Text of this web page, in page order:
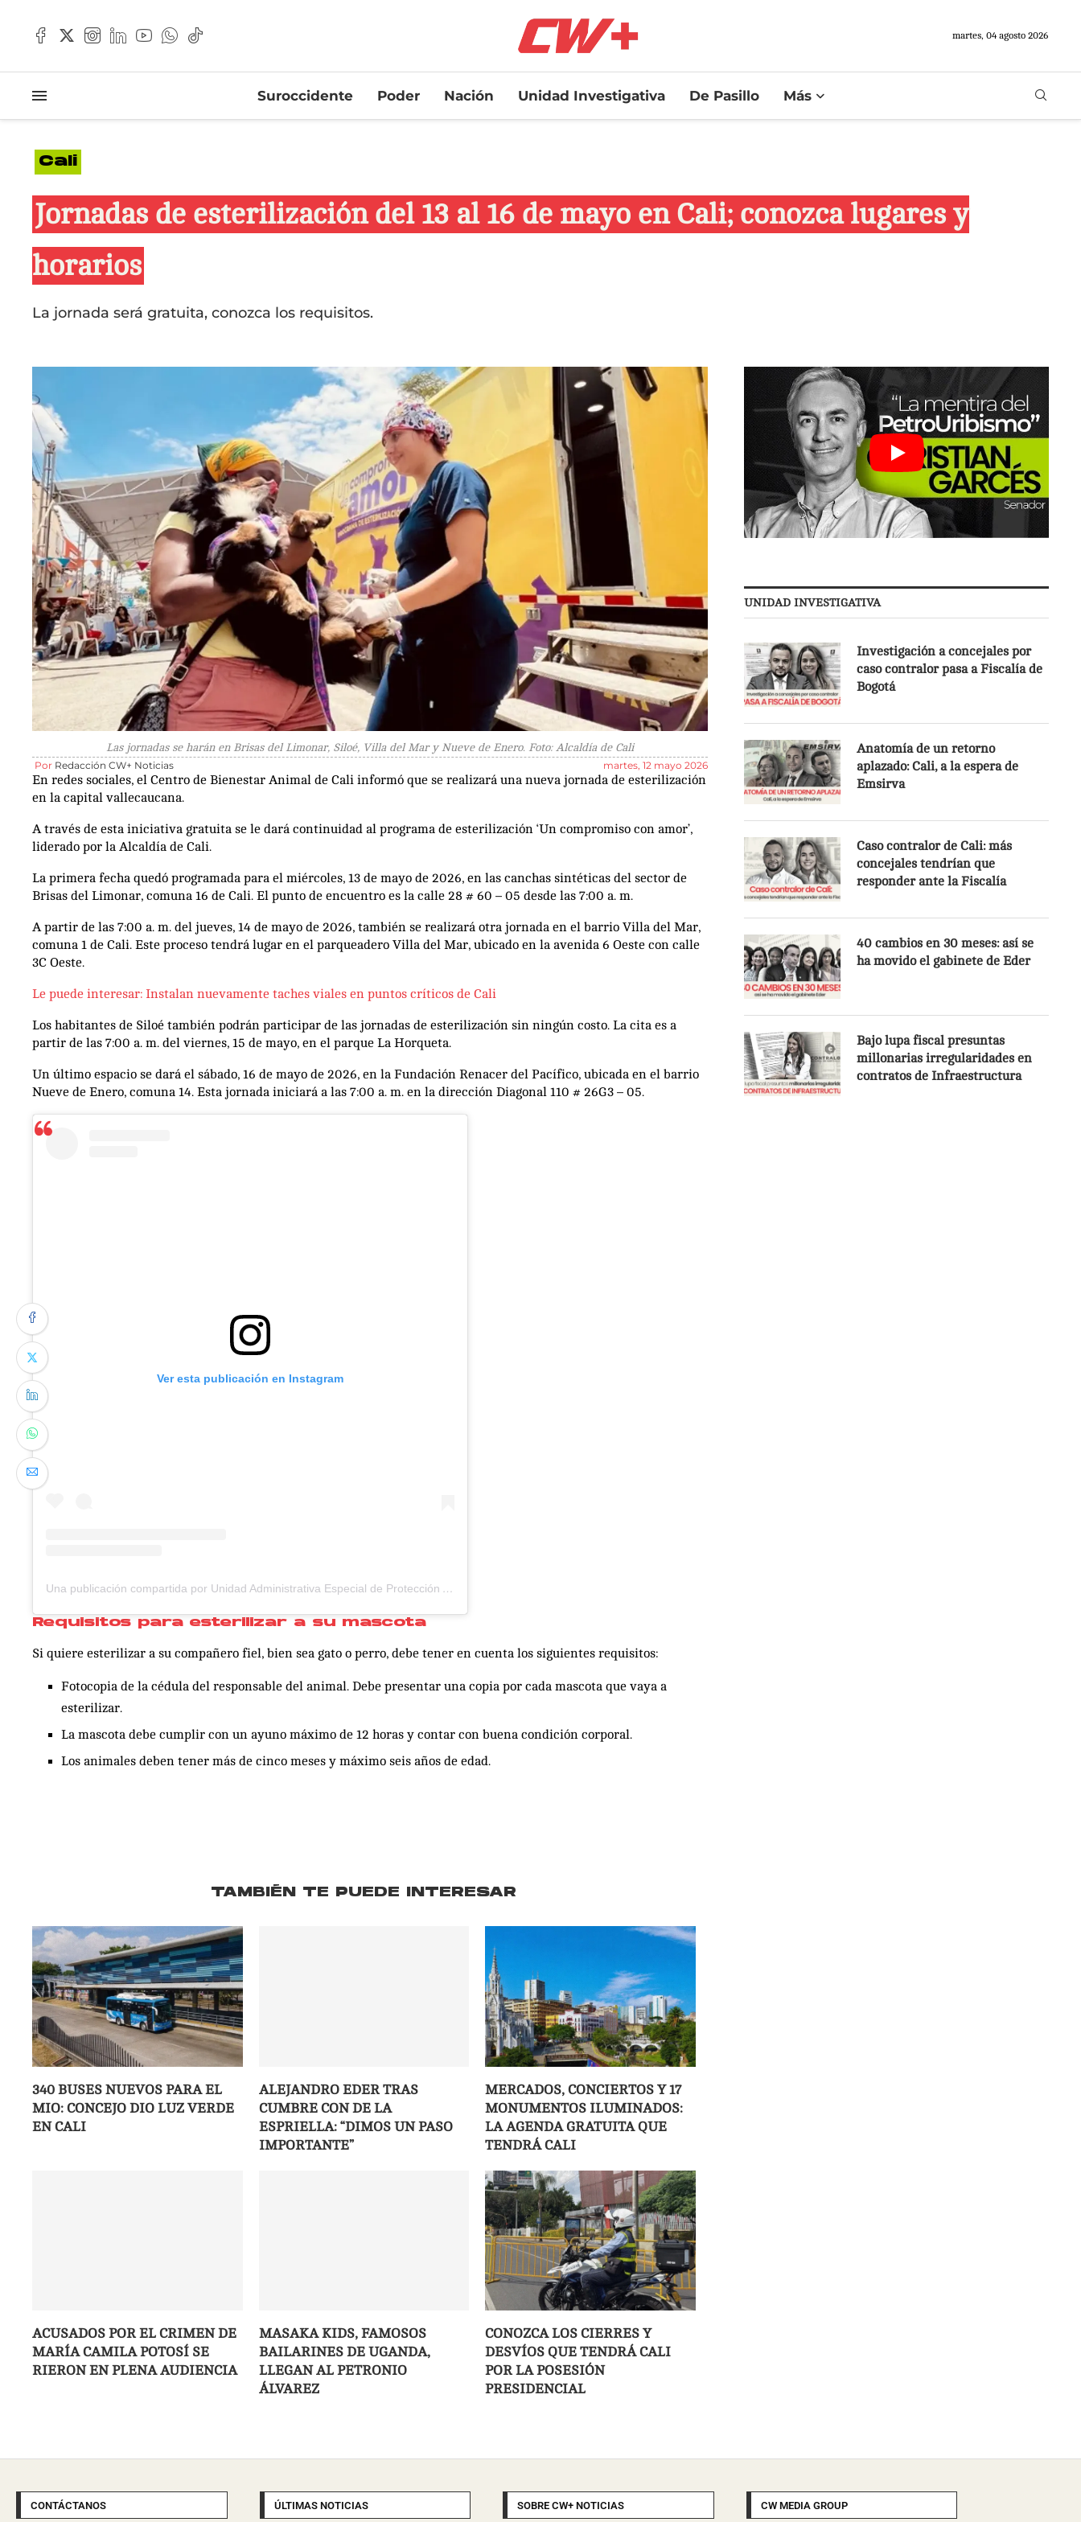
martes, 04 agosto 2026
Suroccidente Poder Nación Unidad Investigativa De Pasillo Más
Cali
Jornadas de esterilización del 13 al 16 de mayo en Cali; conozca lugares y
horarios
La jornada será gratuita, conozca los requisitos.
Las jornadas se harán en Brisas del Limonar, Siloé, Villa del Mar y Nueve de Enero. Foto: Alcaldía de Cali
Por Redacción CW+ Noticias martes, 12 mayo 2026
En redes sociales, el Centro de Bienestar Animal de Cali informó que se realizará una nueva jornada de esterilización
en la capital vallecaucana.
A través de esta iniciativa gratuita se le dará continuidad al programa de esterilización ‘Un compromiso con amor’,
liderado por la Alcaldía de Cali.
La primera fecha quedó programada para el miércoles, 13 de mayo de 2026, en las canchas sintéticas del sector de
Brisas del Limonar, comuna 16 de Cali. El punto de encuentro es la calle 28 # 60 – 05 desde las 7:00 a. m.
A partir de las 7:00 a. m. del jueves, 14 de mayo de 2026, también se realizará otra jornada en el barrio Villa del Mar,
comuna 1 de Cali. Este proceso tendrá lugar en el parqueadero Villa del Mar, ubicado en la avenida 6 Oeste con calle
3C Oeste.
Le puede interesar: Instalan nuevamente taches viales en puntos críticos de Cali
Los habitantes de Siloé también podrán participar de las jornadas de esterilización sin ningún costo. La cita es a
partir de las 7:00 a. m. del viernes, 15 de mayo, en el parque La Horqueta.
Un último espacio se dará el sábado, 16 de mayo de 2026, en la Fundación Renacer del Pacífico, ubicada en el barrio
Nueve de Enero, comuna 14. Esta jornada iniciará a las 7:00 a. m. en la dirección Diagonal 110 # 26G3 – 05.
Ver esta publicación en Instagram
Una publicación compartida por Unidad Administrativa Especial de Protección Animal Cali (@proteccionanimalcali)
Requisitos para esterilizar a su mascota
Si quiere esterilizar a su compañero fiel, bien sea gato o perro, debe tener en cuenta los siguientes requisitos:
Fotocopia de la cédula del responsable del animal. Debe presentar una copia por cada mascota que vaya a
esterilizar.
La mascota debe cumplir con un ayuno máximo de 12 horas y contar con buena condición corporal.
Los animales deben tener más de cinco meses y máximo seis años de edad.
TAMBIÉN TE PUEDE INTERESAR
340 BUSES NUEVOS PARA EL
MIO: CONCEJO DIO LUZ VERDE
EN CALI
ALEJANDRO EDER TRAS
CUMBRE CON DE LA
ESPRIELLA: “DIMOS UN PASO
IMPORTANTE”
MERCADOS, CONCIERTOS Y 17
MONUMENTOS ILUMINADOS:
LA AGENDA GRATUITA QUE
TENDRÁ CALI
ACUSADOS POR EL CRIMEN DE
MARÍA CAMILA POTOSÍ SE
RIERON EN PLENA AUDIENCIA
MASAKA KIDS, FAMOSOS
BAILARINES DE UGANDA,
LLEGAN AL PETRONIO
ÁLVAREZ
CONOZCA LOS CIERRES Y
DESVÍOS QUE TENDRÁ CALI
POR LA POSESIÓN
PRESIDENCIAL
UNIDAD INVESTIGATIVA
Investigación a concejales por
caso contralor pasa a Fiscalía de
Bogotá
Anatomía de un retorno
aplazado: Cali, a la espera de
Emsirva
Caso contralor de Cali: más
concejales tendrían que
responder ante la Fiscalía
40 cambios en 30 meses: así se
ha movido el gabinete de Eder
Bajo lupa fiscal presuntas
millonarias irregularidades en
contratos de Infraestructura
CONTÁCTANOS ÚLTIMAS NOTICIAS SOBRE CW+ NOTICIAS CW MEDIA GROUP